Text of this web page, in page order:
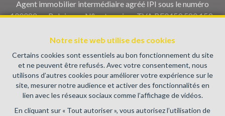
Notre site web utilise des cookies
Certains cookies sont essentiels au bon fonctionnement du site
et ne peuvent être refusés. Avec votre consentement, nous
utilisons d’autres cookies pour améliorer votre expérience sur le
site, mesurer notre audience et activer des fonctionnalités en
lien avec les réseaux sociaux comme l’affichage de vidéos.
En cliquant sur « Tout autoriser », vous autorisez l’utilisation de
Agent immobilier intermédiaire agréé IPI sous le numéro
100082 en Belgique - N° entreprise : TVA BE0459.580.159-
immobiliers, rue du Luxembourg 16B, 1000 Bruxelles (+32 2
505 38 50 - info@ipi.be) - Soumis au
code déontologique de l’
IPI
RC professionnelle et cautionnement via AXA Belgium SA,
Place du Trône 1, 1000 Bruxelles – police n° 730.390.160.
Couverture valable pour les activités réalisées en Belgique